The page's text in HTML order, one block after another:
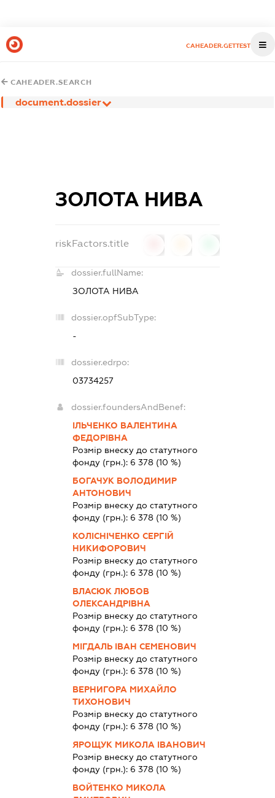
CAHEADER.GETTEST
CAHEADER.SEARCH
document.dossier
ЗОЛОТА НИВА
riskFactors.title
dossier.fullName:
ЗОЛОТА НИВА
dossier.opfSubType:
-
dossier.edrpo:
03734257
dossier.foundersAndBenef:
ІЛЬЧЕНКО ВАЛЕНТИНА
ФЕДОРІВНА
Розмір внеску до статутного
фонду (грн.): 6 378(10 %)
БОГАЧУК ВОЛОДИМИР
АНТОНОВИЧ
Розмір внеску до статутного
фонду (грн.): 6 378(10 %)
КОЛІСНІЧЕНКО СЕРГІЙ
НИКИФОРОВИЧ
Розмір внеску до статутного
фонду (грн.): 6 378(10 %)
ВЛАСЮК ЛЮБОВ
ОЛЕКСАНДРІВНА
Розмір внеску до статутного
фонду (грн.): 6 378(10 %)
МІГДАЛЬ ІВАН СЕМЕНОВИЧ
Розмір внеску до статутного
фонду (грн.): 6 378(10 %)
ВЕРНИГОРА МИХАЙЛО
ТИХОНОВИЧ
Розмір внеску до статутного
фонду (грн.): 6 378(10 %)
ЯРОЩУК МИКОЛА ІВАНОВИЧ
Розмір внеску до статутного
фонду (грн.): 6 378(10 %)
ВОЙТЕНКО МИКОЛА